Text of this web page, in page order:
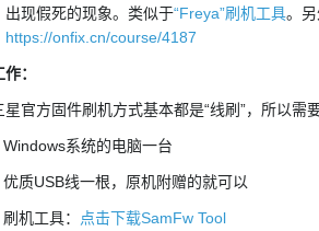
出现假死的现象。类似于“Freya”刷机工具。
https://onfix.cn/course/4187
：
方固件刷机方式基本都是“线刷”，所以需
Windows系统的电脑一台
优质USB线一根，原机附赠的就可以
刷机工具： 点击下载SamFw Tool